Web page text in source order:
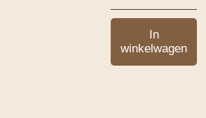
In
winkelwagen